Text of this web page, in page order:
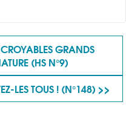
GRANDS
(HS N°9)
LES TOUS ! (N°148) >>